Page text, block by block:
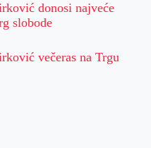
donosi najveće
slobode
večeras na Trgu